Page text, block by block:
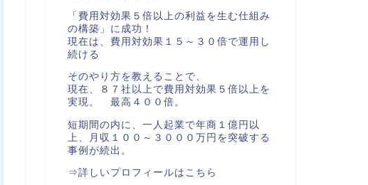
「費用対効果５倍以上の利益を生む仕組み
の構築」に成功！
現在は、費用対効果１５～３０倍で運用し
続ける
そのやり方を教えることで、
現在、８７社以上で費用対効果５倍以上を
実現。 最高４００倍。
短期間の内に、一人起業で年商１億円以
上、月収１００～３０００万円を突破する
事例が続出。
⇒詳しいプロフィールはこちら